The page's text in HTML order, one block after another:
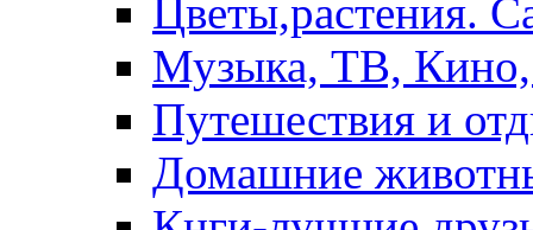
Цветы,растения.
Музыка, ТВ,
Путешествия и
Домашние